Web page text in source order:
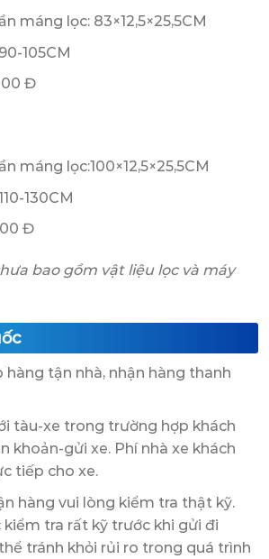
máng lọc: 83×12,5×25,5CM
105CM
Đ
máng lọc:100×12,5×25,5CM
130CM
Đ
bao gồm vật liệu lọc và máy
hàng tận nhà, nhận hàng thanh
tàu-xe trong trường hợp khách
khoản-gửi xe. Phí nhà xe khách
tiếp cho xe.
hàng vui lòng kiểm tra thật kỹ.
kiểm tra rất kỹ trước khi gửi đi
tránh khỏi rủi ro trong quá trình